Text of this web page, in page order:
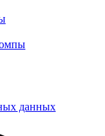
данных